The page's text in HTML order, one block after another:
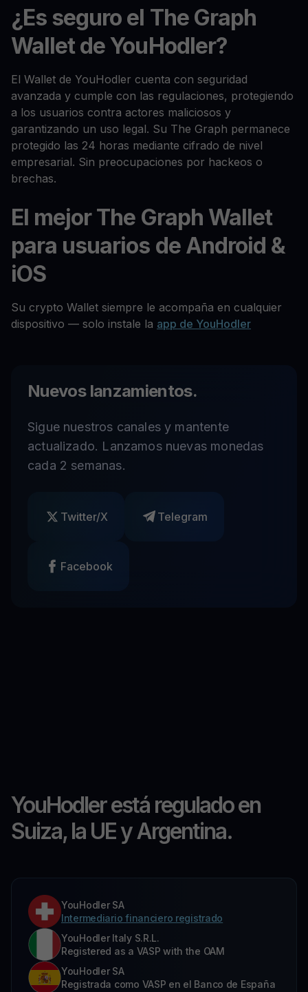
¿Es seguro el The Graph
Wallet de YouHodler?
El Wallet de YouHodler cuenta con seguridad
avanzada y cumple con las regulaciones, protegiendo
a los usuarios contra actores maliciosos y
garantizando un uso legal. Su The Graph permanece
protegido las 24 horas mediante cifrado de nivel
empresarial. Sin preocupaciones por hackeos o
brechas.
El mejor The Graph Wallet
para usuarios de Android &
iOS
Su crypto Wallet siempre le acompaña en cualquier
dispositivo — solo instale la app de YouHodler
Nuevos lanzamientos.
Sigue nuestros canales y mantente
actualizado. Lanzamos nuevas monedas
cada 2 semanas.
Twitter/X Telegram
Facebook
YouHodler está regulado en
Suiza, la UE y Argentina.
YouHodler SA
Intermediario financiero registrado
YouHodler Italy S.R.L.
Registered as a VASP with the OAM
YouHodler SA
Registrada como VASP en el Banco de España